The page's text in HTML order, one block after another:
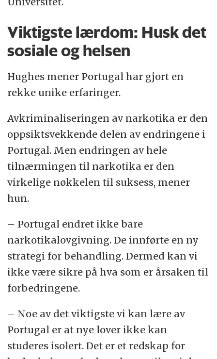
Viktigste lærdom: Husk det
sosiale og helsen
Hughes mener Portugal har gjort en
rekke unike erfaringer.
Avkriminaliseringen av narkotika er den
oppsiktsvekkende delen av endringene i
Portugal. Men endringen av hele
tilnærmingen til narkotika er den
virkelige nøkkelen til suksess, mener
hun.
– Portugal endret ikke bare
narkotikalovgivning. De innførte en ny
strategi for behandling. Dermed kan vi
ikke være sikre på hva som er årsaken til
forbedringene.
– Noe av det viktigste vi kan lære av
Portugal er at nye lover ikke kan
studeres isolert. Det er et redskap for